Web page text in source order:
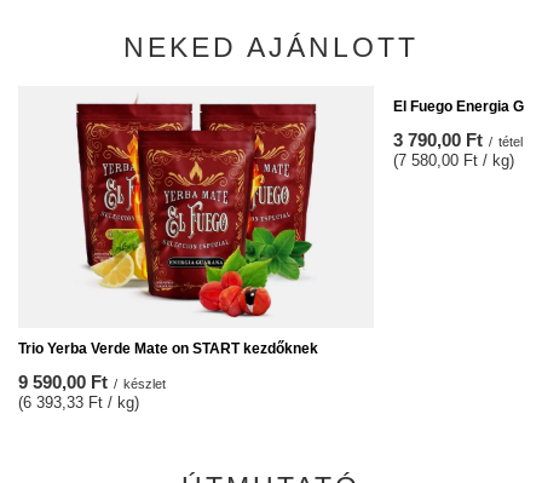
NEKED AJÁNLOTT
Trio Yerba Verde Mate on START kezdőknek
9 590,00 Ft / készlet
(6 393,33 Ft / kg)
El Fuego Energia
3 790,00 Ft / tétel
(7 580,00 Ft / kg)